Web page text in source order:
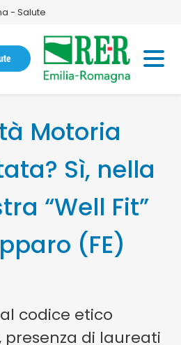
- Salute
Motoria
Sì, nella
“Well Fit”
(FE)
codice etico
presenza di laureati